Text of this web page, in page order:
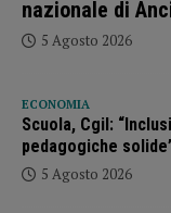
nazionale di
5 Agosto 2026
ECONOMIA
Scuola, Cgil:
pedagogiche
5 Agosto 2026